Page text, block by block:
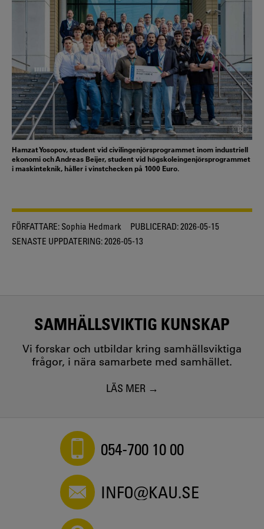
Hamzat Yosopov, student vid civilingenjörsprogrammet inom industriell
ekonomi och Andreas Beijer, student vid högskoleingenjörsprogrammet
i maskinteknik, håller i vinstchecken på 1000 Euro.
FÖRFATTARE: Sophia Hedmark PUBLICERAD:2026-05-15
SENASTE UPPDATERING:2026-05-13
SAMHÄLLSVIKTIG KUNSKAP
Vi forskar och utbildar kring samhällsviktiga
frågor, i nära samarbete med samhället.
LÄS MER
054-700 10 00
INFO@KAU.SE